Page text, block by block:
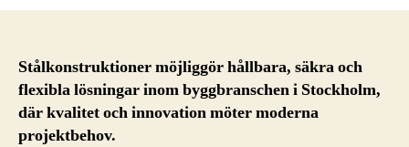
Stålkonstruktioner möjliggör hållbara, säkra och
flexibla lösningar inom byggbranschen i Stockholm,
där kvalitet och innovation möter moderna
projektbehov.